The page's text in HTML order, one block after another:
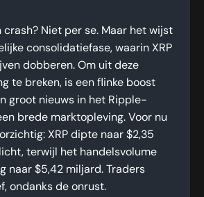
crash? Niet per se. Maar het wijst
consolidatiefase, waarin XRP
dobberen. Om uit deze
te breken, is een flinke boost
groot nieuws in het Ripple-
brede marktopleving. Voor nu
XRP dipte naar $2,35
terwijl het handelsvolume
naar $5,42 miljard. Traders
ondanks de onrust.